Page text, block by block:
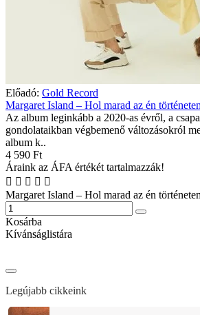
Előadó: Gold Record
Margaret Island – Hol marad az én
Az album leginkább a 2020-as évről, a
gondolataikban végbemenő változásokról
album k..
4 590 Ft
Áraink az ÁFA értékét tartalmazzák!
Margaret Island – Hol marad az én
Kosárba
Kívánságlistára
Legújabb cikkeink